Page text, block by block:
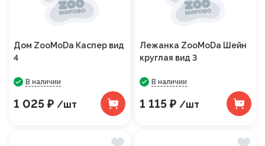
Дом ZooMoDa Каспер вид
4
В наличии
1 025 ₽ /шт
Лежанка ZooMoDa Шейн
круглая вид 3
В наличии
1 115 ₽ /шт